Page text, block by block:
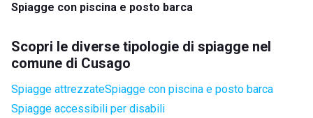
Spiagge con piscina e posto barca
Scopri le diverse tipologie di spiagge nel
comune di Cusago
Spiagge attrezzateSpiagge con piscina e posto barca
Spiagge accessibili per disabili